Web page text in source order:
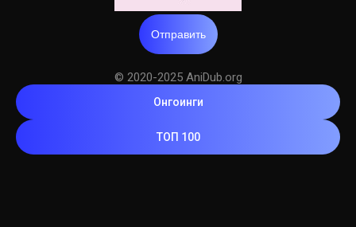
Отправить
© 2020-2025 AniDub.org
Онгоинги
ТОП 100